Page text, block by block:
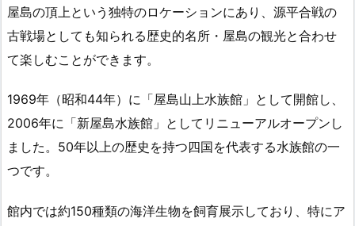
屋島の頂上という独特のロケーションにあり、源平合戦の
古戦場としても知られる歴史的名所・屋島の観光と合わせ
て楽しむことができます。
1969年（昭和44年）に「屋島山上水族館」として開館し、
2006年に「新屋島水族館」としてリニューアルオープンし
ました。50年以上の歴史を持つ四国を代表する水族館の一
つです。
館内では約150種類の海洋生物を飼育展示しており、特にア